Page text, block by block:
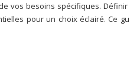
besoins spécifiques.
pour un choix éclairé. Ce